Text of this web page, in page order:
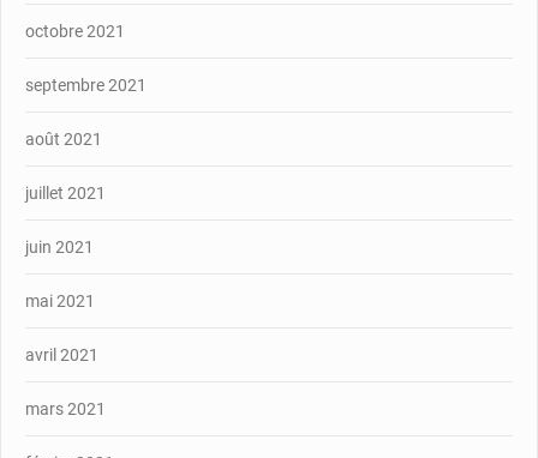
octobre 2021
septembre 2021
août 2021
juillet 2021
juin 2021
mai 2021
avril 2021
mars 2021